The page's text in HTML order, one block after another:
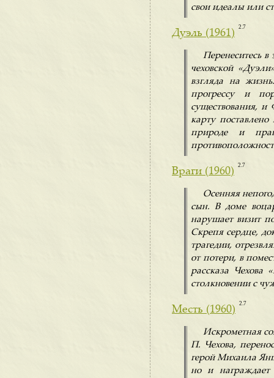
свои идеалы или
Дуэль (1961)
2.7
Перенеситесь
чеховской
взгляда на
прогрессу и
существования, и
карту
природе и
Враги (1960)
2.7
Осенняя
сын. В доме
нарушает визит
Скрепя сердце,
трагедии,
от потери, в
рассказа Чехова
столкновении с
Месть (1960)
2.7
Искрометная
П. Чехова,
герой Михаила
но и